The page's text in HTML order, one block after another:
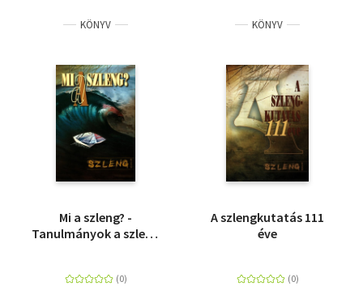
Tankönyv, segédkönyv
Társadalomtudomány
Természettudomány
Történelem
KÖNYV
Mi a szleng? -
Tanulmányok a szleng
KÖNYV
A szlengkutatás 111
éve